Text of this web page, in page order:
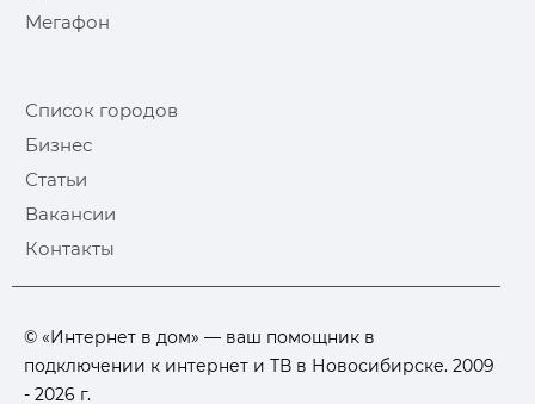
Мегафон
Список городов
Бизнес
Статьи
Вакансии
Контакты
© «Интернет в дом» — ваш помощник в
подключении к интернет и ТВ в Новосибирске. 2009
- 2026 г.